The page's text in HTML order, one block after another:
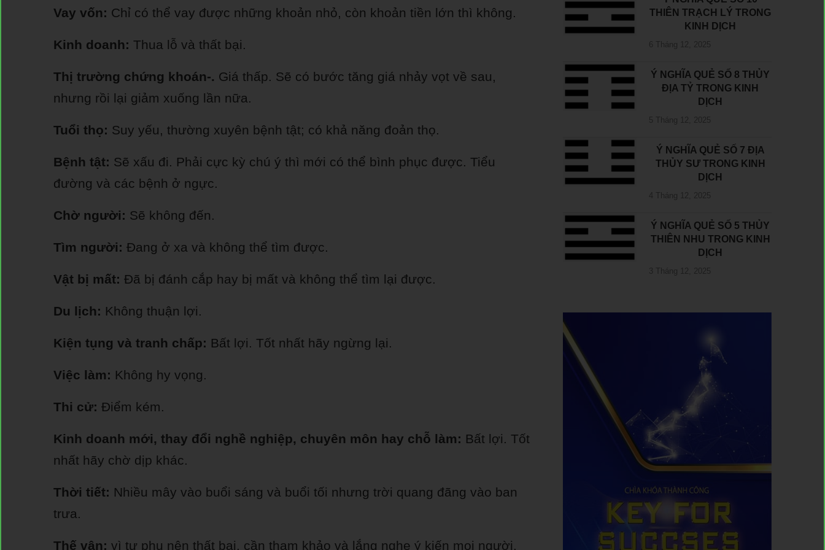
Vay vốn: Chỉ có thể vay được những khoản nhỏ, còn khoản tiền lớn thì không.
Kinh doanh: Thua lỗ và thất bại.
Thị trường chứng khoán-. Giá thấp. Sẽ có bước tăng giá nhảy vọt về sau,
nhưng rồi lại giảm xuống lần nữa.
Tuổi thọ: Suy yếu, thường xuyên bệnh tật; có khả năng đoản thọ.
Bệnh tật: Sẽ xấu đi. Phải cực kỳ chú ý thì mới có thể bình phục được. Tiểu
đường và các bệnh ở ngực.
Chờ người: Sẽ không đến.
Tìm người: Đang ở xa và không thể tìm được.
Vật bị mất: Đã bị đánh cắp hay bị mất và không thể tìm lại được.
Du lịch: Không thuận lợi.
Kiện tụng và tranh chấp: Bất lợi. Tốt nhất hãy ngừng lại.
Việc làm: Không hy vọng.
Thi cử: Điểm kém.
Kinh doanh mới, thay đổi nghề nghiệp, chuyên môn hay chỗ làm: Bất lợi. Tốt
nhất hãy chờ dịp khác.
Thời tiết: Nhiều mây vào buổi sáng và buổi tối nhưng trời quang đãng vào ban
trưa.
Thế vận: vì tự phụ nên thất bại. cần tham khảo và lắng nghe ý kiến mọi người.
THIÊN TRẠCH LÝ TRONG
KINH DỊCH
6 Tháng 12, 2025
Ý NGHĨA QUẺ SỐ 8 THỦY
ĐỊA TỶ TRONG KINH
DỊCH
5 Tháng 12, 2025
Ý NGHĨA QUẺ SỐ 7 ĐỊA
THỦY SƯ TRONG KINH
DỊCH
4 Tháng 12, 2025
Ý NGHĨA QUẺ SỐ 5 THỦY
THIÊN NHU TRONG KINH
DỊCH
3 Tháng 12, 2025